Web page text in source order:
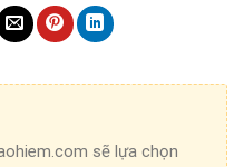
sẽ lựa chọn